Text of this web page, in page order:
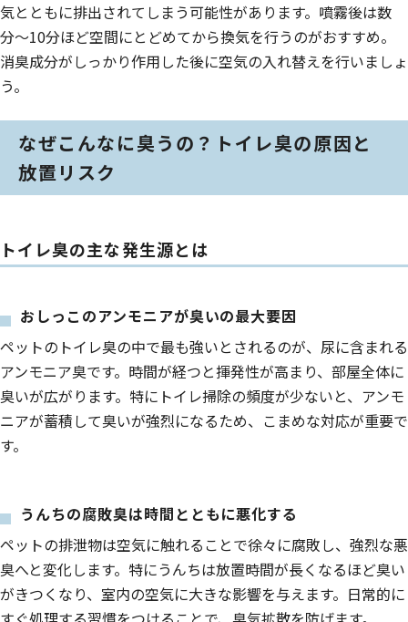
気とともに排出されてしまう可能性があります。噴霧後は数
分〜10分ほど空間にとどめてから換気を行うのがおすすめ。
消臭成分がしっかり作用した後に空気の入れ替えを行いましょ
う。
なぜこんなに臭うの？トイレ臭の原因と
放置リスク
トイレ臭の主な発生源とは
おしっこのアンモニアが臭いの最大要因
ペットのトイレ臭の中で最も強いとされるのが、尿に含まれる
アンモニア臭です。時間が経つと揮発性が高まり、部屋全体に
臭いが広がります。特にトイレ掃除の頻度が少ないと、アンモ
ニアが蓄積して臭いが強烈になるため、こまめな対応が重要で
す。
うんちの腐敗臭は時間とともに悪化する
ペットの排泄物は空気に触れることで徐々に腐敗し、強烈な悪
臭へと変化します。特にうんちは放置時間が長くなるほど臭い
がきつくなり、室内の空気に大きな影響を与えます。日常的に